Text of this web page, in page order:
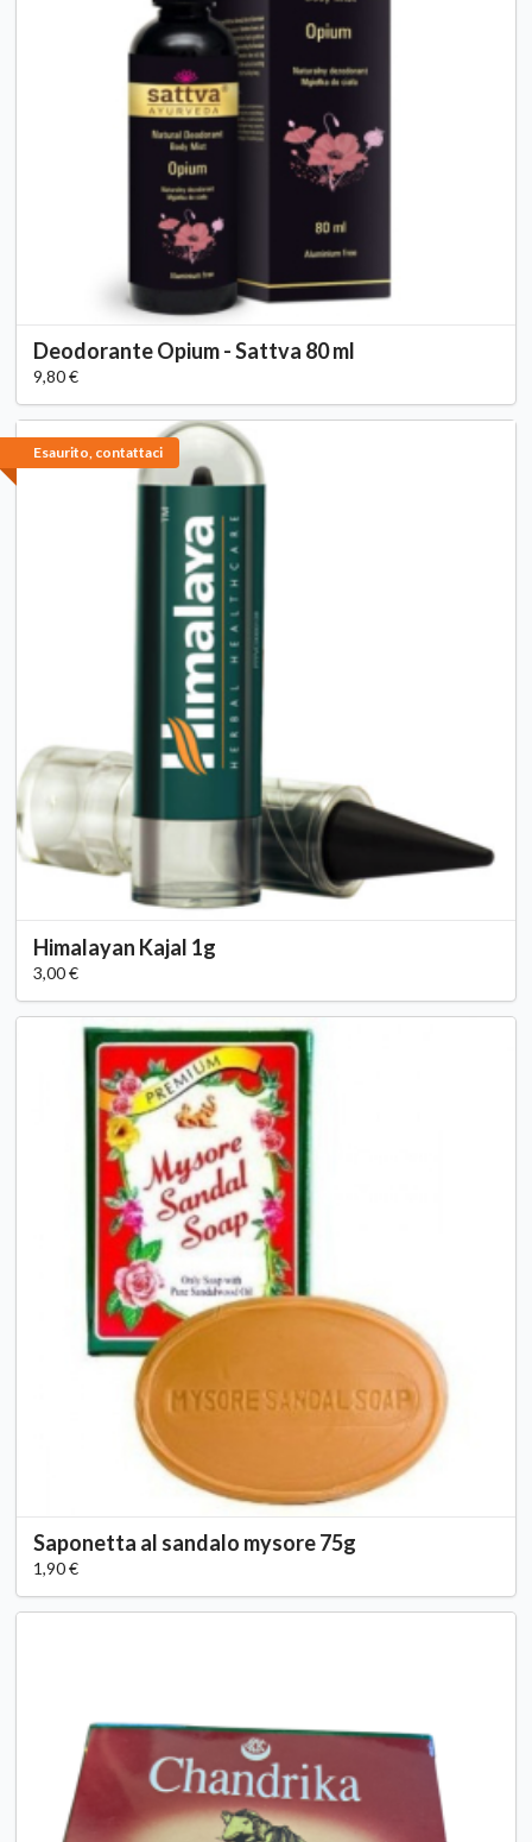
Deodorante Opium - Sattva 80 ml
9,80 €
Esaurito, contattaci
Himalayan Kajal 1g
3,00 €
Saponetta al sandalo mysore 75g
1,90 €